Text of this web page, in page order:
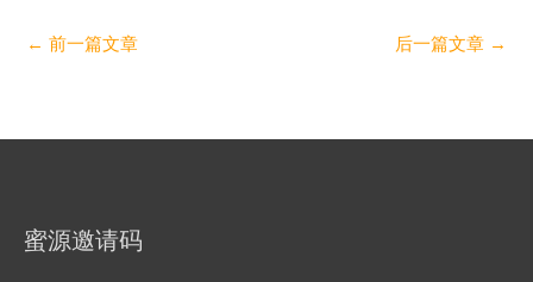
← 前一篇文章 后一篇文章 →
蜜源邀请码